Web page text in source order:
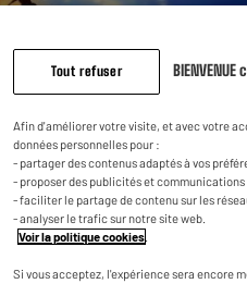
Tout refuser BIENVENUE
Afin d'améliorer votre visite, et avec votre
données personnelles pour :
- partager des contenus adaptés à vos
- proposer des publicités et communications
- faciliter le partage de contenu sur les
- analyser le trafic sur notre site web.
Voir la politique cookies
Si vous acceptez, l'expérience sera encore